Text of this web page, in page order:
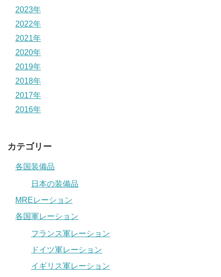
2023年
2022年
2021年
2020年
2019年
2018年
2017年
2016年
カテゴリー
各国装備品
日本の装備品
MREレーション
各国軍レーション
フランス軍レーション
ドイツ軍レーション
イギリス軍レーション